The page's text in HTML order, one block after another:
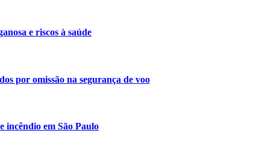
e riscos à saúde
por omissão na segurança de voo
incêndio em São Paulo